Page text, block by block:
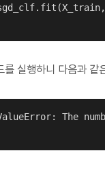
를 실행하니 다음과 같
The